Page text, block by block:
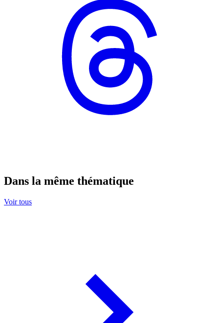
Dans la même thématique
Voir tous